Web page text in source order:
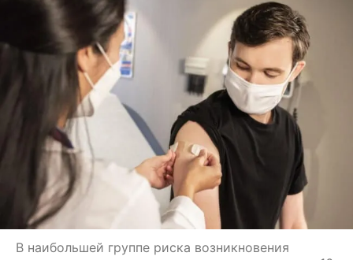
В наибольшей группе риска возникновения